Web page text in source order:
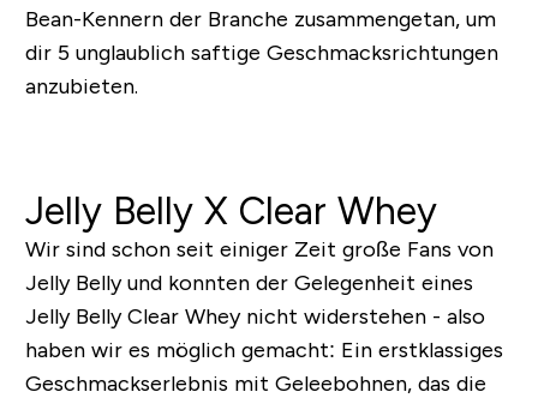
Bean-Kennern der Branche zusammengetan, um
dir 5 unglaublich saftige Geschmacksrichtungen
anzubieten.
Jelly Belly X Clear Whey
Wir sind schon seit einiger Zeit große Fans von
Jelly Belly und konnten der Gelegenheit eines
Jelly Belly Clear Whey nicht widerstehen - also
haben wir es möglich gemacht: Ein erstklassiges
Geschmackserlebnis mit Geleebohnen, das die